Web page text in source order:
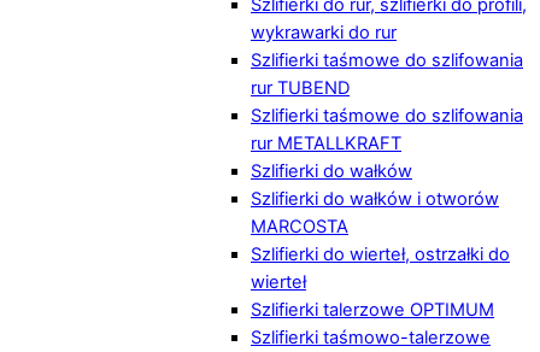
Szlifierki do rur, szlifierki do profili,
wykrawarki do rur
Szlifierki taśmowe do szlifowania
rur TUBEND
Szlifierki taśmowe do szlifowania
rur METALLKRAFT
Szlifierki do wałków
Szlifierki do wałków i otworów
MARCOSTA
Szlifierki do wierteł, ostrzałki do
wierteł
Szlifierki talerzowe OPTIMUM
Szlifierki taśmowo-talerzowe